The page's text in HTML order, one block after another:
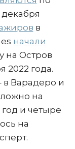
в
начали
на Остров
2022 года.
в Варадеро и
на
год и четыре
на